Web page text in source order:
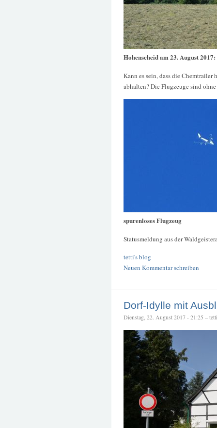
Hohenscheid am 23. August 2017:
Kann es sein, dass die Chemtrailer
abhalten? Die Flugzeuge sind
spurenloses Flugzeug
Statusmeldung aus der
tetti's blog
Neuen Kommentar schreiben
Dorf-Idylle mit
Dienstag, 22. August 2017 - 21:25 – tetti